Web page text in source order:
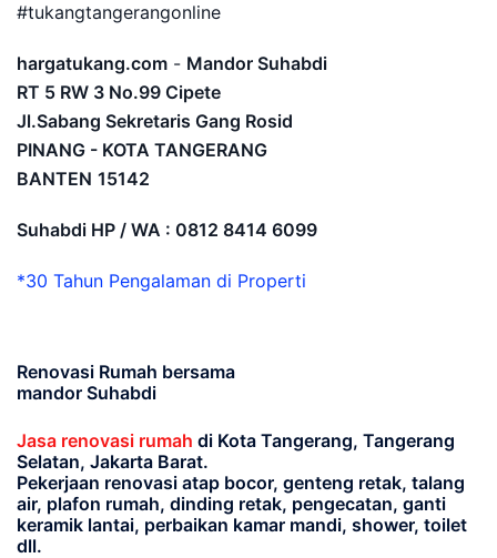
#tukangtangerangonline
hargatukang.com - Mandor Suhabdi
RT 5 RW 3 No.99 Cipete
Jl.Sabang Sekretaris Gang Rosid
PINANG - KOTA TANGERANG
BANTEN 15142
Suhabdi HP / WA : 0812 8414 6099
*30 Tahun Pengalaman di Properti
Renovasi Rumah bersama
mandor Suhabdi
Jasa renovasi rumah di Kota Tangerang, Tangerang
Selatan, Jakarta Barat.
Pekerjaan renovasi atap bocor, genteng retak, talang
air, plafon rumah, dinding retak, pengecatan, ganti
keramik lantai, perbaikan kamar mandi, shower, toilet
dll.